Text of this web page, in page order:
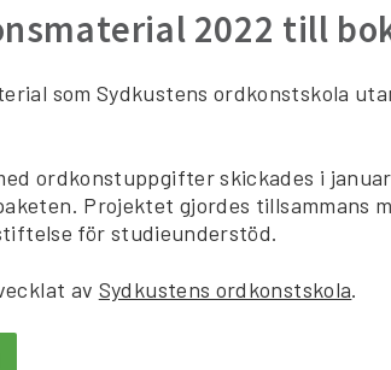
2022 till
som Sydkustens ordkonstskola
ordkonstuppgifter skickades i
Projektet gjordes tillsammans
för studieunderstöd.
av Sydkustens ordkonstskola.